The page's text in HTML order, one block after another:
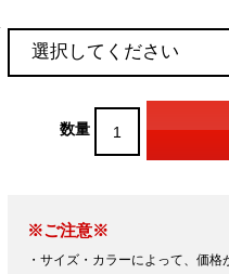
数量
※ご注意※
・サイズ・カラーによって、価格